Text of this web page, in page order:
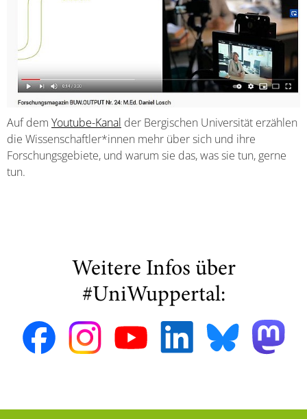
Auf dem Youtube-Kanal der Bergischen Universität erzählen
die Wissenschaftler*innen mehr über sich und ihre
Forschungsgebiete, und warum sie das, was sie tun, gerne
tun.
Weitere Infos über
#UniWuppertal: